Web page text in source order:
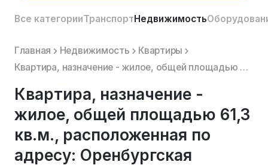
Все категорииТранспортНедвижимость
Главная Недвижимость
Квартиры
Квартира, назначение - жилое, общей площадью 61,3 кв.м., расположенная по адресу: Оренбургская облас...
Квартира, назначение -
жилое, общей площадью 61,3
кв.м., расположенная по
адресу: Оренбургская